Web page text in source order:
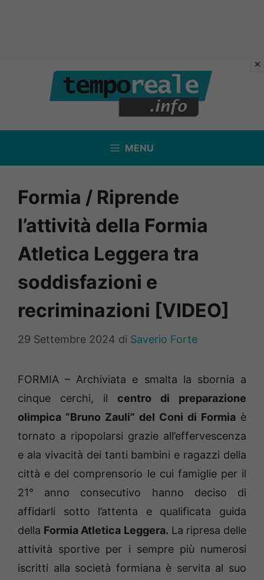
contenuto
MENU
Formia / Riprende
l’attività della Formia
Atletica Leggera tra
soddisfazioni e
recriminazioni [VIDEO]
29 Settembre 2024 di Saverio Forte
FORMIA – Archiviata e smalta la sbornia a
cinque cerchi, il centro di preparazione
olimpica “Bruno Zauli” del Coni di Formia è
tornato a ripopolarsi grazie all’effervescenza
e ala vivacità dei tanti bambini e ragazzi della
città e del comprensorio le cui famiglie per il
21° anno consecutivo hanno deciso di
affidarli sotto l’attenta e qualificata guida
della Formia Atletica Leggera. La ripresa delle
attività sportive per i sempre più numerosi
iscritti alla società formiana è servita al suo